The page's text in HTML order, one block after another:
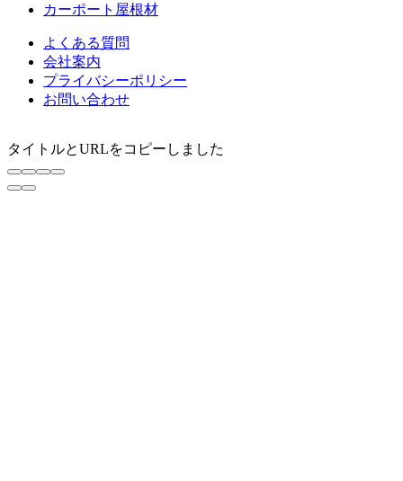
カーポート屋根材
よくある質問
会社案内
プライバシーポリシー
お問い合わせ
タイトルとURLをコピーしました